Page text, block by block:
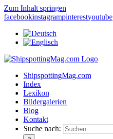
Zum Inhalt springen
facebookinstagrampinterestyoutube
ShipspottingMag.com
Index
Lexikon
Bildergalerien
Blog
Kontakt
Suche nach: